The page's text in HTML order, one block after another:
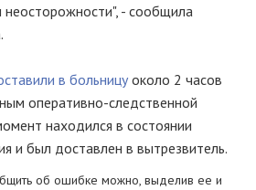
неосторожности", - сообщила
в больницуоколо 2 часов
оперативно-следственной
находился в состоянии
и был доставлен в вытрезвитель.
об ошибке можно, выделив ее и